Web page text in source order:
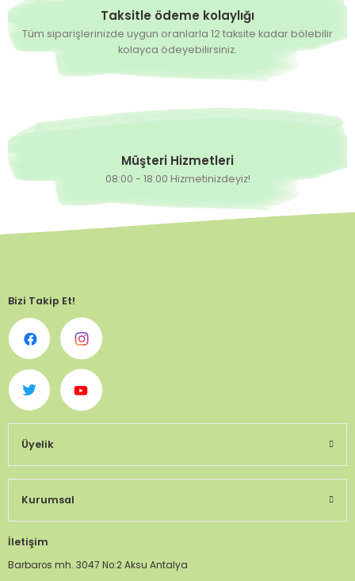
Hazırda Yok
Tosca F1 Oturak Domates Fidesi
Hazırda Yok
Taksitle ödeme kolaylığı
Tüm siparişlerinizde uygun oranlarla 12 taksite kadar bölebilir
kolayca ödeyebilirsiniz.
Müşteri Hizmetleri
08:00 - 18:00 Hizmetinizdeyiz!
Bizi Takip Et!
Üyelik
Kurumsal
İletişim
Barbaros mh. 3047 No:2 Aksu Antalya